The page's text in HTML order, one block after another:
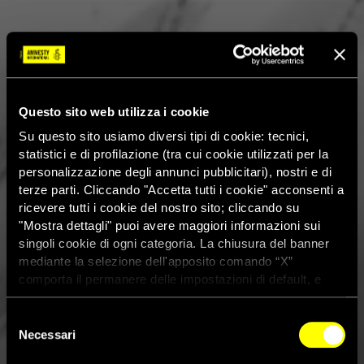
Questo sito web utilizza i cookie
Su questo sito usiamo diversi tipi di cookie: tecnici,
statistici e di profilazione (tra cui cookie utilizzati per la
personalizzazione degli annunci pubblicitari), nostri e di
terze parti. Cliccando "Accetta tutti i cookie" acconsenti a
ricevere tutti i cookie del nostro sito; cliccando su
"Mostra dettagli" puoi avere maggiori informazioni sui
singoli cookie di ogni categoria. La chiusura del banner
mediante la selezione dell'apposito comando “X”
comporta il permanere delle impostazioni di default, e
dunque la continuazione della navigazione con i cookie
dei cookie attivi sul sito clicca
delNecessari
Iran: “Detenuti minorenni